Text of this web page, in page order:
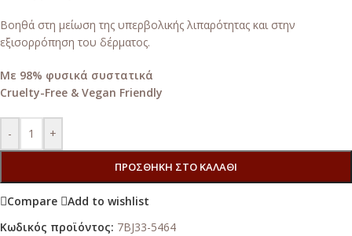
Βοηθά στη μείωση της υπερβολικής λιπαρότητας και στην
εξισορρόπηση του δέρματος.
Με 98% φυσικά συστατικά
Cruelty-Free & Vegan Friendly
- +
ΠΡΟΣΘΉΚΗ ΣΤΟ ΚΑΛΆΘΙ
Compare
Add to wishlist
Κωδικός προϊόντος: 7BJ33-5464